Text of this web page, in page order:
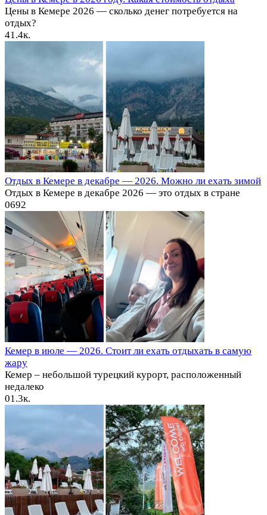
Цены в Кемере 2026 — сколько денег потребуется на
отдых?
41.4к.
Отдых в Кемере в декабре — 2026. Можно ли ехать зимой
Отдых в Кемере в декабре 2026 — это отдых в стране
0692
Кемер в июле — 2026. Стоит ли ехать отдыхать в самую
жару
Кемер – небольшой турецкий курорт, расположенный
недалеко
01.3к.